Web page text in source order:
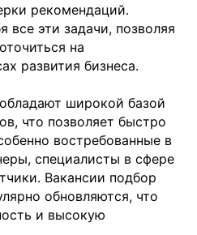
рекомендаций.
все эти задачи, позволяя
на
развития бизнеса.
широкой базой
что позволяет быстро
востребованные в
специалисты в сфере
Вакансии подбор
обновляются, что
и высокую